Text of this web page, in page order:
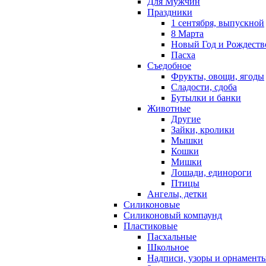
Праздники
1 сентября, выпускной
8 Марта
Новый Год и
Пасха
Съедобное
Фрукты, овощи, ягоды
Сладости, сдоба
Бутылки и банки
Животные
Другие
Зайки, кролики
Мышки
Кошки
Мишки
Лошади, единороги
Птицы
Ангелы, детки
Силиконовые
Силиконовый компаунд
Пластиковые
Пасхальные
Школьное
Надписи, узоры и